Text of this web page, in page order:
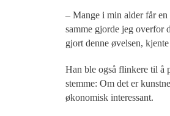
– Mange i min alder får
samme gjorde jeg overfor
gjort denne øvelsen,
Han ble også flinkere til å
stemme: Om det er
økonomisk interessant.